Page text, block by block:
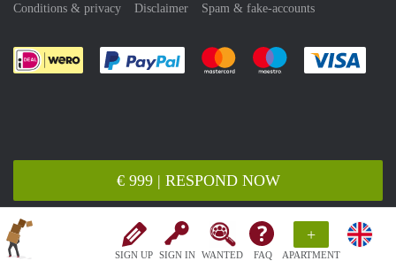
SIGN UP SIGN IN WANTED FAQ
+
APARTMENT
€ 999 | RESPOND NOW
Conditions & privacy
Disclaimer Spam & fake-accounts
Pay easily with :payment method
Pay easily with :payment
Pay easily with